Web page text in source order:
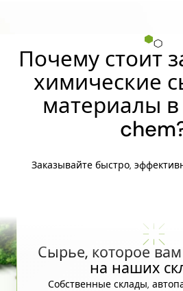
Почему стоит
химические
материалы
Заказывайте быстро,
Сырье, которое
на наших
Собственные склады,